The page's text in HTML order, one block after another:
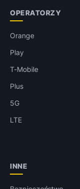
OPERATORZY
Orange
Play
T-Mobile
Plus
5G
LTE
INNE